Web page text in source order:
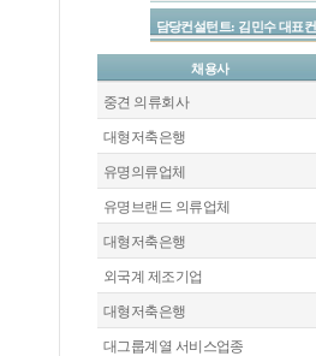
담당컨설턴트: 김민수 대표
채용사
중견 의류회사
대형저축은행
유명의류업체
유명브랜드 의류업체
대형저축은행
외국계 제조기업
대형저축은행
대그룹계열 서비스업종